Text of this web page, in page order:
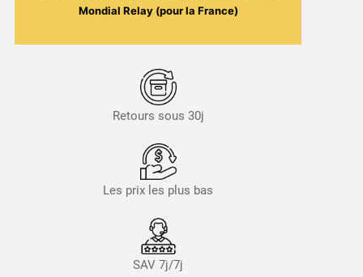
Mondial Relay (pour la France)
Retours sous 30j
Les prix les plus bas
SAV 7j/7j